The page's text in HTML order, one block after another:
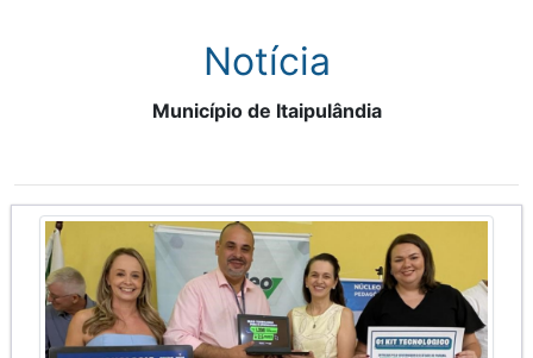
Notícia
Município de Itaipulândia